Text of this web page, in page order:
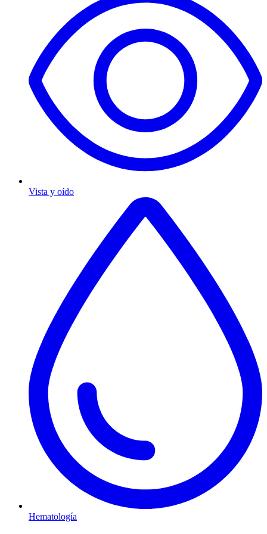
Vista y oído
Hematología